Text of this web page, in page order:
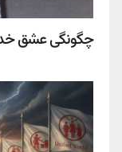
چگونگی عشق خدا